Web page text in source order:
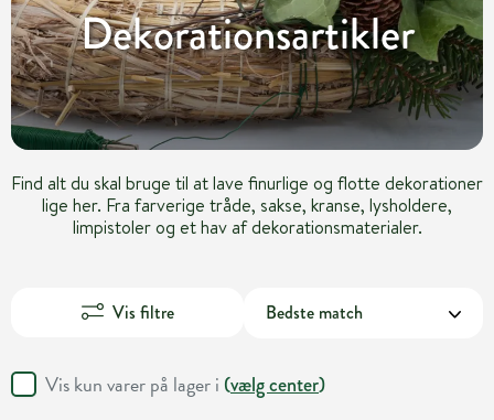
Dekorationsartikler
Find alt du skal bruge til at lave finurlige og flotte dekorationer
lige her. Fra farverige tråde, sakse, kranse, lysholdere,
limpistoler og et hav af dekorationsmaterialer.
Vis filtre
Vis kun varer på lager i (vælg center)